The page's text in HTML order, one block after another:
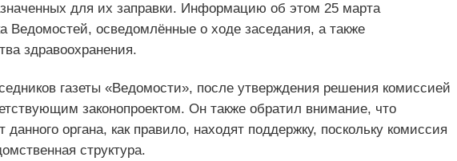
для их заправки. Информацию об этом 25 марта
Ведомостей, осведомлённые о ходе заседания, а также
здравоохранения.
газеты «Ведомости», после утверждения решения комиссией
законопроектом. Он также обратил внимание, что
органа, как правило, находят поддержку, поскольку комиссия
структура.